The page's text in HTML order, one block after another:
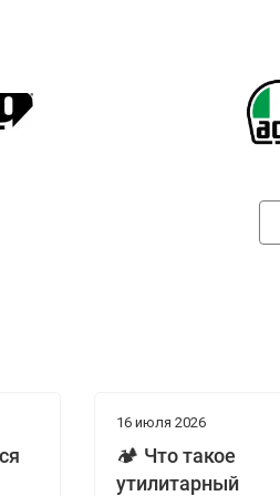
16 июля 2026
🏕️ Что такое
утилитарный